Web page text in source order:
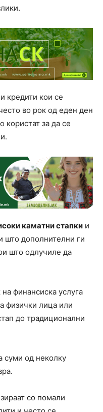
кредити кои се
во рок од еден ден
користат за да се
каматни стапки и
што дополнителни ги
што одлучиле да
финансиска услуга
физички лица или
до традиционални
суми од неколку
со помали